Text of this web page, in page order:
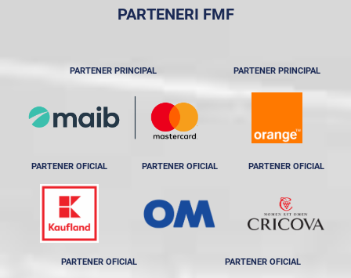
PARTENERI FMF
PARTENER PRINCIPAL PARTENER PRINCIPAL
PARTENER OFICIAL PARTENER OFICIAL PARTENER OFICIAL
PARTENER OFICIAL PARTENER OFICIAL